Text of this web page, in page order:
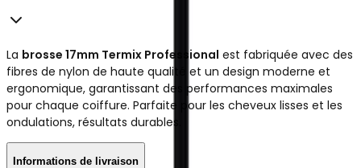
La brosse 17mm Termix Professional est fabriquée avec des
fibres de nylon de haute qualité et un design moderne et
ergonomique, garantissant des performances maximales
pour chaque coiffure. Parfaite pour les cheveux lisses et les
ondulations, résultats durables.
Informations de livraison